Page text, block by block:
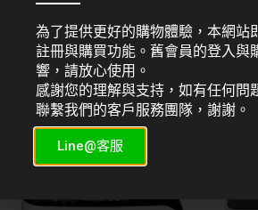
RICOH
RICOH SP 4510SF
NT$36,750
RICOH
NT$
為了提供更好的購物體驗，本網站
註冊與購買功能。舊會員的登入與
響，請放心使用。
感謝您的理解與支持，如有任何問
聯繫我們的客戶服務團隊，謝謝。
Line@客服